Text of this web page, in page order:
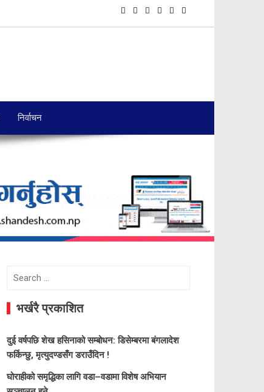
निर्वाचन
Search
भर्खरै प्रकाशित
दुई वर्षपछि शेख हसिनाको सम्बोधन: डिसेम्बरमा बंगलादेश
फर्किन्छु, मृत्युदण्डसँग डराउँदिन !
घोराहीको समृद्धिका लागि वडा–वडामा विशेष अभियान